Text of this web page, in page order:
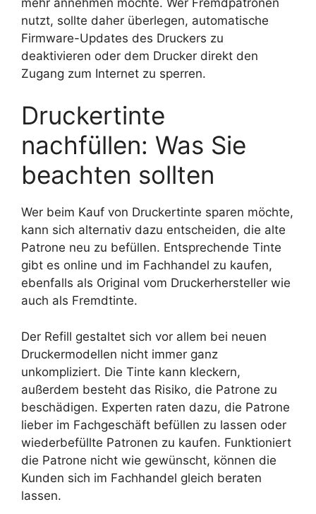
nutzt, sollte daher überlegen, automatische
Firmware-Updates des Druckers zu
deaktivieren oder dem Drucker direkt den
Zugang zum Internet zu sperren.
Druckertinte
nachfüllen: Was Sie
beachten sollten
Wer beim Kauf von Druckertinte sparen möchte,
kann sich alternativ dazu entscheiden, die alte
Patrone neu zu befüllen. Entsprechende Tinte
gibt es online und im Fachhandel zu kaufen,
ebenfalls als Original vom Druckerhersteller wie
auch als Fremdtinte.
Der Refill gestaltet sich vor allem bei neuen
Druckermodellen nicht immer ganz
unkompliziert. Die Tinte kann kleckern,
außerdem besteht das Risiko, die Patrone zu
beschädigen. Experten raten dazu, die Patrone
lieber im Fachgeschäft befüllen zu lassen oder
wiederbefüllte Patronen zu kaufen. Funktioniert
die Patrone nicht wie gewünscht, können die
Kunden sich im Fachhandel gleich beraten
lassen.